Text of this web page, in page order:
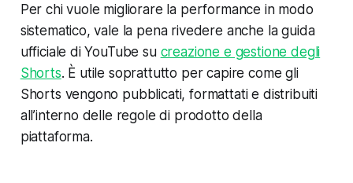
Per chi vuole migliorare la performance in modo
sistematico, vale la pena rivedere anche la guida
ufficiale di YouTube su creazione e gestione degli
Shorts. È utile soprattutto per capire come gli
Shorts vengono pubblicati, formattati e distribuiti
all’interno delle regole di prodotto della
piattaforma.